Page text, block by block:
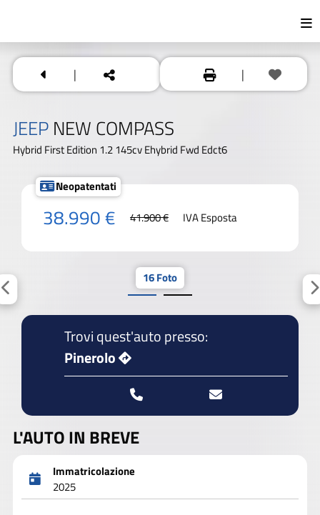
| |
JEEP NEW COMPASS
Hybrid First Edition 1.2 145cv Ehybrid Fwd Edct6
Neopatentati
38.990 € 41.900 € IVA Esposta
16 Foto
Trovi quest'auto presso:
Pinerolo
L'AUTO IN BREVE
Immatricolazione
2025